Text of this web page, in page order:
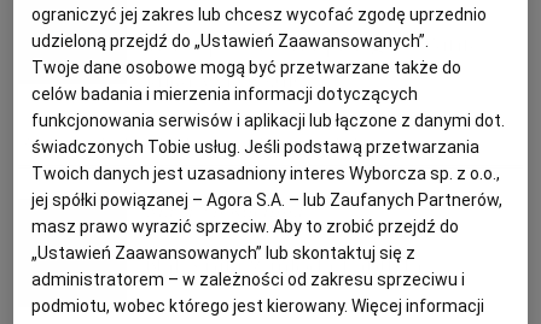
KUCHNIA HISZPAŃSKA
KUCHNIA NIEMIECKA
KALISZ
KATOWICE
KIELCE
KOSZALIN
KRAKÓW
KSIĄŻKI. MAGAZYN DO CZYTANIA
NASZA EUROPA
SŁÓWKA. MAGAZYN O JĘZYKU
ARCHIWUM
INNE SERWISY
GAZETA.PL
TOK FM
SPORT.PL
Trzy sposoby na przygotowanie
jajka w koszulce
JAJKA KOLACJA PRZEPISY KULINARNE ŚNIADANIE
Magazyn Kuchnia
Naleśniki z młodą kapustą
ograniczyć jej zakres lub chcesz wycofać zgodę uprzednio
udzieloną przejdź do „Ustawień Zaawansowanych”.
Twoje dane osobowe mogą być przetwarzane także do
celów badania i mierzenia informacji dotyczących
funkcjonowania serwisów i aplikacji lub łączone z danymi dot.
świadczonych Tobie usług. Jeśli podstawą przetwarzania
Twoich danych jest uzasadniony interes Wyborcza sp. z o.o.,
jej spółki powiązanej – Agora S.A. – lub Zaufanych Partnerów,
masz prawo wyrazić sprzeciw. Aby to zrobić przejdź do
„Ustawień Zaawansowanych” lub skontaktuj się z
administratorem – w zależności od zakresu sprzeciwu i
podmiotu, wobec którego jest kierowany. Więcej informacji